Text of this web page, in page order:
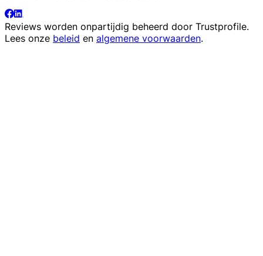
Reviews worden onpartijdig beheerd door Trustprofile.
Lees onze beleid en algemene voorwaarden.